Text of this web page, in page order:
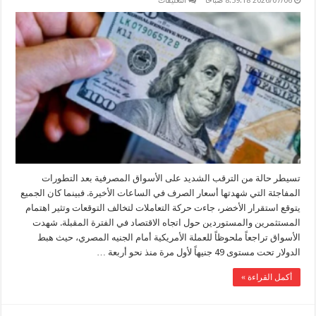
غير
متوقعة
في
البنوك..
الدولار
يكسر
حاجزاً
هاماً
لأول
مرة
منذ
أشهر
مغلقة
تسيطر حالة من الترقب الشديد على الأسواق المصرفية بعد التطورات
المفاجئة التي شهدتها أسعار الصرف في الساعات الأخيرة. فبينما كان الجميع
يتوقع استقرار الأخضر، جاءت حركة التعاملات لتخالف التوقعات وتثير اهتمام
المستثمرين والمستوردين حول اتجاه الاقتصاد في الفترة المقبلة. شهدت
الأسواق تراجعاً ملحوظاً للعملة الأمريكية أمام الجنيه المصري، حيث هبط
الدولار تحت مستوى 49 جنيهاً لأول مرة منذ نحو أربعة …
أكمل القراءة »